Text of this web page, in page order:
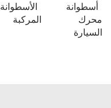
أسطوانة
محرك
السيارة
الأسطوانة
المركبة